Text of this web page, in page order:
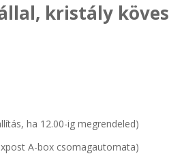
kristály köves
ha 12.00-ig megrendeled)
A-box csomagautomata)